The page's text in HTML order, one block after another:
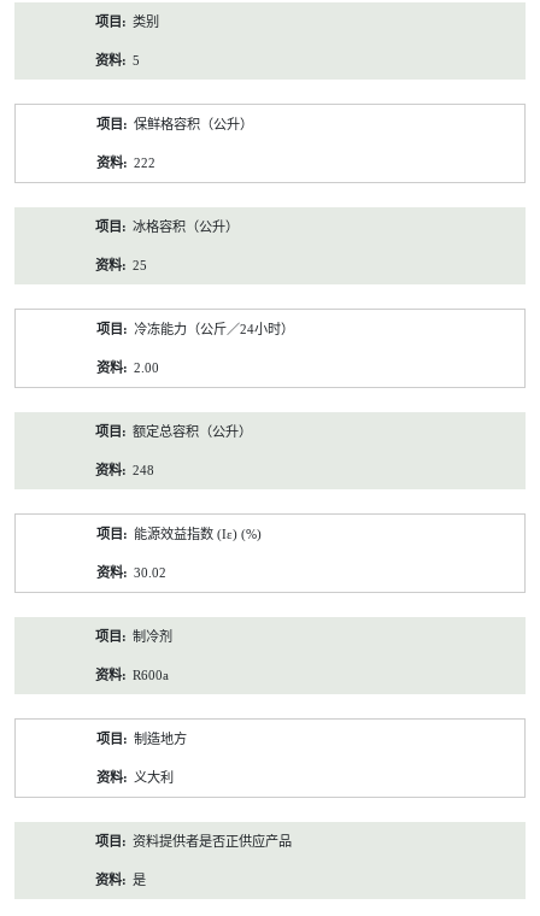
类别
5
保鲜格容积（公升）
222
冰格容积（公升）
25
冷冻能力（公斤／24小时）
2.00
额定总容积（公升）
248
能源效益指数 (Iε) (%)
30.02
制冷剂
R600a
制造地方
义大利
资料提供者是否正供应产品
是